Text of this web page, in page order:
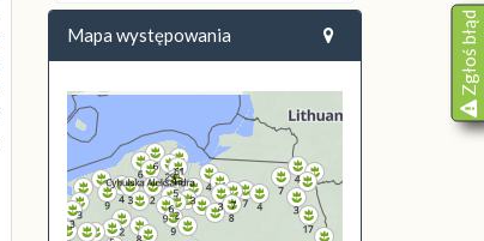
Mapa występowania Zgłoś błąd